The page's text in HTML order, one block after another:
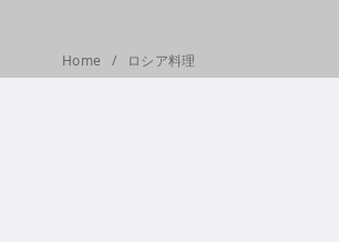
Home ロシア料理